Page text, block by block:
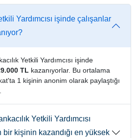
Yardımcısı işinde çalışanlar
Yetkili Yardımcısı işinde
TL kazanıyorlar. Bu ortalama
1 kişinin anonim olarak paylaştığı
Yetkili Yardımcısı
bir kişinin kazandığı en yüksek